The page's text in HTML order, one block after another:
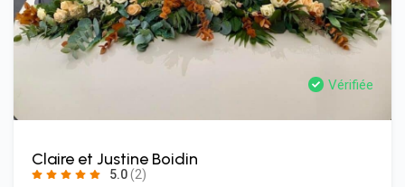
Vérifiée
Claire et Justine Boidin
5.0(2)